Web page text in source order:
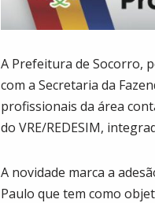
A Prefeitura de Socorro,
com a Secretaria da
profissionais da área
do VRE/REDESIM,
A novidade marca a
Paulo que tem como